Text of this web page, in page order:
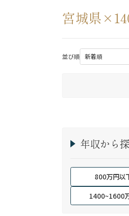
宮城県
並び順
年収から
800万円以
1400~1600